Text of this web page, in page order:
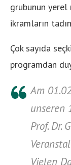
grubunun
ikramların
Çok sayıda
programdan
Am
unseren
Prof. Dr.
Vielen